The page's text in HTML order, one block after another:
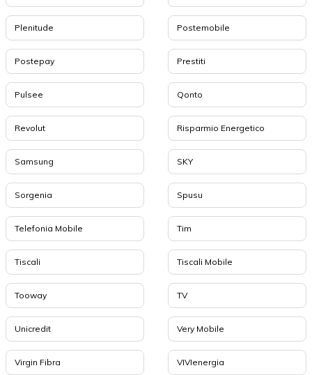
Plenitude Postemobile
Postepay Prestiti
Pulsee Qonto
Revolut Risparmio Energetico
Samsung SKY
Sorgenia Spusu
Telefonia Mobile Tim
Tiscali Tiscali Mobile
Tooway TV
Unicredit Very Mobile
Virgin Fibra VIVIenergia